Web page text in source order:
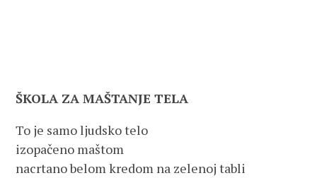
ŠKOLA ZA MAŠTANJE TELA
To je samo ljudsko telo
izopačeno maštom
nacrtano belom kredom na zelenoj tabli